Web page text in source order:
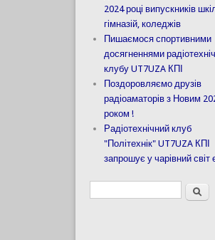
2024 році випускників
гімназій, коледжів
Пишаємося спортивними
досягненнями
клубу UT7UZA КПІ
Поздоровляємо друзів
радіоаматорів з Новим
роком !
Радіотехнічний клуб
"Політехнік" UT7UZA КПІ
запрошує у чарівний світ
Пошукова Пошук